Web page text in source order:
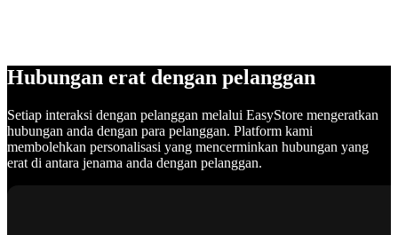
Hubungan erat dengan pelanggan
Setiap interaksi dengan pelanggan melalui EasyStore mengeratkan
hubungan anda dengan para pelanggan. Platform kami
membolehkan personalisasi yang mencerminkan hubungan yang
erat di antara jenama anda dengan pelanggan.